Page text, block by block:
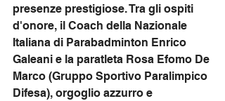
presenze prestigiose. Tra gli ospiti
d'onore, il Coach della Nazionale
Italiana di Parabadminton Enrico
Galeani e la paratleta Rosa Efomo De
Marco (Gruppo Sportivo Paralimpico
Difesa), orgoglio azzurro e